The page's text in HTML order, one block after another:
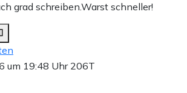
grad schreiben.Warst schneller!
um 19:48 Uhr 206T